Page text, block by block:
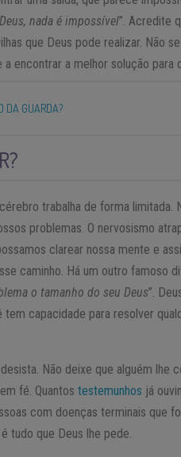
nada é impossível”. Acredite
que Deus pode realizar. Não
a encontrar a melhor solução para
DA GUARDA?
trabalha de forma limitada.
problemas. O nervosismo
clarear nossa mente e
caminho. Há um outro famoso
o tamanho do seu Deus”.
capacidade para resolver
Não deixe que alguém lhe
fé. Quantostestemunhos já
com doenças terminais que
tudo que Deus lhe pede.